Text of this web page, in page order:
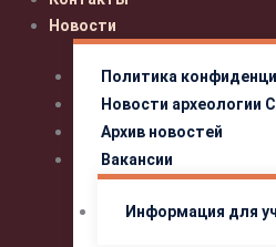
Новости
Политика
Новости археологии
Архив новостей
Вакансии
Информация для